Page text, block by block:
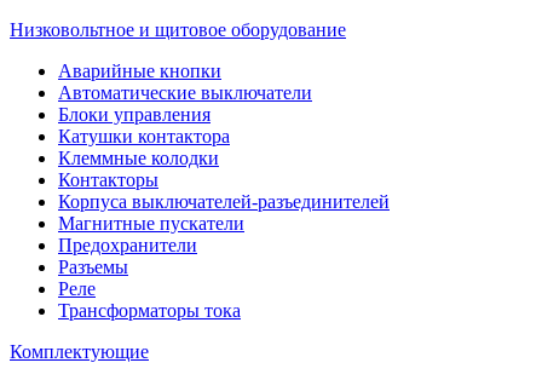
Низковольтное и щитовое оборудование
Аварийные кнопки
Автоматические выключатели
Блоки управления
Катушки контактора
Клеммные колодки
Контакторы
Корпуса выключателей-разъединителей
Магнитные пускатели
Предохранители
Разъемы
Реле
Трансформаторы тока
Комплектующие